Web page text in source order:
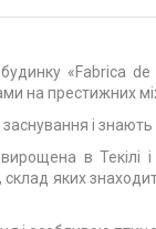
«Fabrica
на престижних
і
в Текілі
яких